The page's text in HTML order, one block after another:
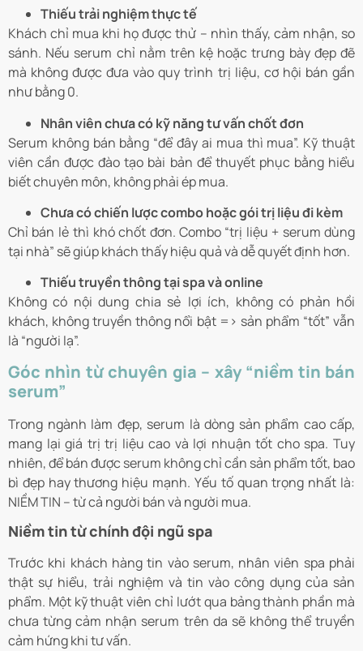
Thiếu trải nghiệm thực tế
Khách chỉ mua khi họ được thử – nhìn thấy, cảm nhận, so
sánh. Nếu serum chỉ nằm trên kệ hoặc trưng bày đẹp đẽ
mà không được đưa vào quy trình trị liệu, cơ hội bán gần
như bằng 0.
Nhân viên chưa có kỹ năng tư vấn chốt đơn
Serum không bán bằng “để đây ai mua thì mua”. Kỹ thuật
viên cần được đào tạo bài bản để thuyết phục bằng hiểu
biết chuyên môn, không phải ép mua.
Chưa có chiến lược combo hoặc gói trị liệu đi kèm
Chỉ bán lẻ thì khó chốt đơn. Combo “trị liệu + serum dùng
tại nhà” sẽ giúp khách thấy hiệu quả và dễ quyết định hơn.
Thiếu truyền thông tại spa và online
Không có nội dung chia sẻ lợi ích, không có phản hồi
khách, không truyền thông nổi bật => sản phẩm “tốt” vẫn
là “người lạ”.
Góc nhìn từ chuyên gia – xây “niềm tin bán
serum”
Trong ngành làm đẹp, serum là dòng sản phẩm cao cấp,
mang lại giá trị trị liệu cao và lợi nhuận tốt cho spa. Tuy
nhiên, để bán được serum không chỉ cần sản phẩm tốt, bao
bì đẹp hay thương hiệu mạnh. Yếu tố quan trọng nhất là:
NIỀM TIN – từ cả người bán và người mua.
Niềm tin từ chính đội ngũ spa
Trước khi khách hàng tin vào serum, nhân viên spa phải
thật sự hiểu, trải nghiệm và tin vào công dụng của sản
phẩm. Một kỹ thuật viên chỉ lướt qua bảng thành phần mà
chưa từng cảm nhận serum trên da sẽ không thể truyền
cảm hứng khi tư vấn.